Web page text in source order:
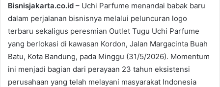
Bisnisjakarta.co.id – Uchi Parfume menandai babak baru
dalam perjalanan bisnisnya melalui peluncuran logo
terbaru sekaligus peresmian Outlet Tugu Uchi Parfume
yang berlokasi di kawasan Kordon, Jalan Margacinta Buah
Batu, Kota Bandung, pada Minggu (31/5/2026). Momentum
ini menjadi bagian dari perayaan 23 tahun eksistensi
perusahaan yang telah melayani masyarakat Indonesia